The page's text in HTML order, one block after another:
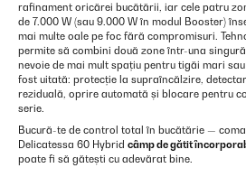
rafinament oricărei bucătării, iar cele patru
de 7.000 W (sau 9.000 W în modul Booster)
mai multe oale pe foc fără compromisuri.
permite să combini două zone într-una
nevoie de mai mult spațiu pentru tigăi mari
fost uitată: protecție la supraîncălzire,
reziduală, oprire automată și blocare pentru
serie.
Bucură-te de control total în bucătărie —
Delicatessa 60 Hybrid câmp de gătit
poate fi să gătești cu adevărat bine.